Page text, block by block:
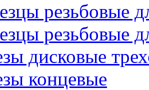
резьбовые
резьбовые
дисковые
концевые